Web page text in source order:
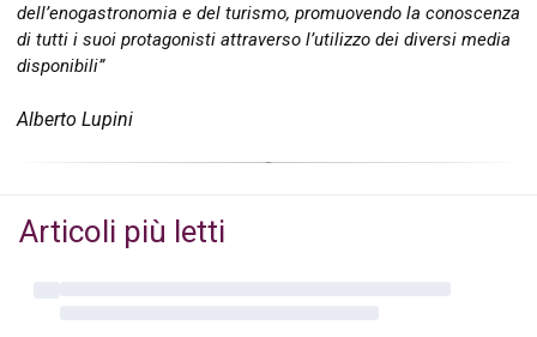
dell’enogastronomia e del turismo, promuovendo la conoscenza
di tutti i suoi protagonisti attraverso l’utilizzo dei diversi media
disponibili”
Alberto Lupini
Articoli più letti